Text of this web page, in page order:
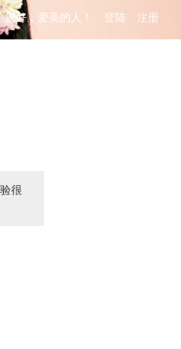
您好，爱美的人！ 登陆 注册
很